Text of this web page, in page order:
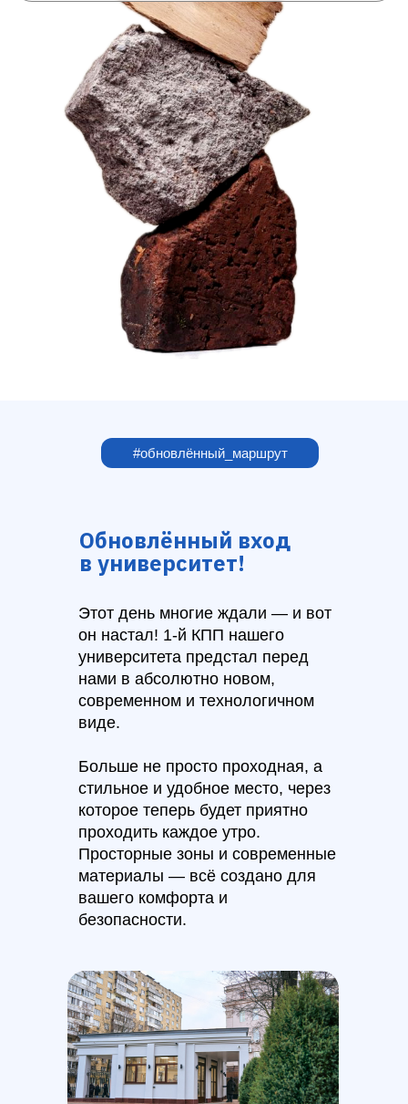
#обновлённый_маршрут
Этот день многие ждали — и вот
он настал! 1-й КПП нашего
университета предстал перед
нами в абсолютно новом,
современном и технологичном
виде.
Больше не просто проходная, а
стильное и удобное место, через
которое теперь будет приятно
проходить каждое утро.
Просторные зоны и современные
материалы — всё создано для
вашего комфорта и
безопасности.
Обновлённый вход
в университет!
Мини-футбол
10 декабря 17:30-20:00
Игровой зал МКТ Люблино
Игровой зал МКТ Люблино